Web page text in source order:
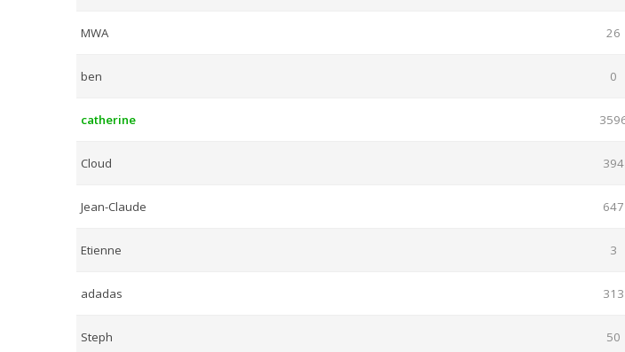
MWA 26
ben 0
catherine
Cloud 394
Jean-Claude 647
Etienne 3
adadas 313
Steph 50